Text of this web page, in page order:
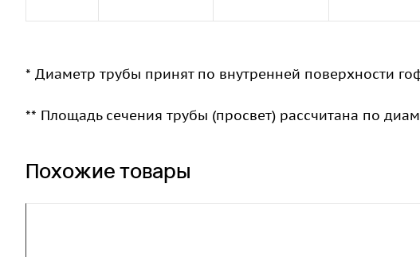
* Диаметр трубы принят по внутренней поверхности
** Площадь сечения трубы (просвет) рассчитана по
Похожие товары